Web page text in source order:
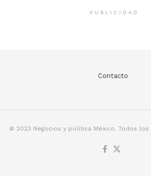
PUBLICIDAD
Contacto
© 2023 Negocios y política México. Todos